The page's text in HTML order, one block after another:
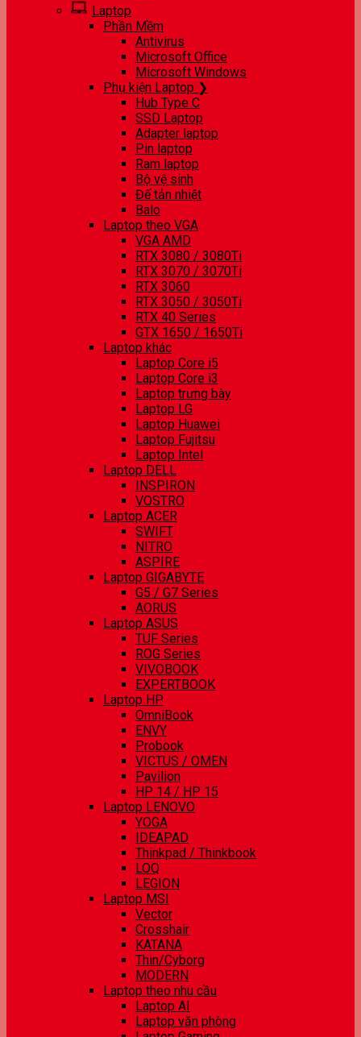
Laptop
Phần Mềm
Antivirus
Microsoft Office
Microsoft Windows
Phụ kiện Laptop ❯
Hub Type C
SSD Laptop
Adapter laptop
Pin laptop
Ram laptop
Bộ vệ sinh
Đế tản nhiệt
Balo
Laptop theo VGA
VGA AMD
RTX 3080 / 3080Ti
RTX 3070 / 3070Ti
RTX 3060
RTX 3050 / 3050Ti
RTX 40 Series
GTX 1650 / 1650Ti
Laptop khác
Laptop Core i5
Laptop Core i3
Laptop trưng bày
Laptop LG
Laptop Huawei
Laptop Fujitsu
Laptop Intel
Laptop DELL
INSPIRON
VOSTRO
Laptop ACER
SWIFT
NITRO
ASPIRE
Laptop GIGABYTE
G5 / G7 Series
AORUS
Laptop ASUS
TUF Series
ROG Series
VIVOBOOK
EXPERTBOOK
Laptop HP
OmniBook
ENVY
Probook
VICTUS / OMEN
Pavilion
HP 14 / HP 15
Laptop LENOVO
YOGA
IDEAPAD
Thinkpad / Thinkbook
LOQ
LEGION
Laptop MSI
Vector
Crosshair
KATANA
Thin/Cyborg
MODERN
Laptop theo nhu cầu
Laptop AI
Laptop văn phòng